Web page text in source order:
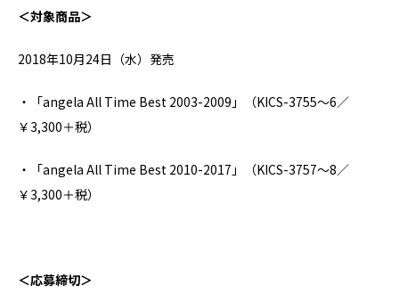
＜対象商品＞
2018年10月24日（水）発売
・「angela All Time Best 2003-2009」（KICS-3755～6／
￥3,300＋税）
・「angela All Time Best 2010-2017」（KICS-3757～8／
￥3,300＋税）
＜応募締切＞